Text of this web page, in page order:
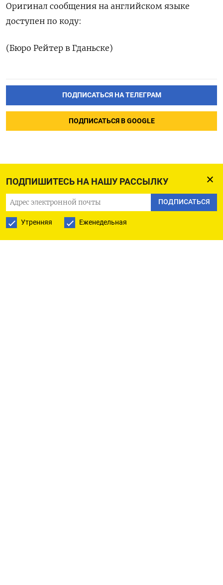
ПОДПИШИТЕСЬ НА НАШУ РАССЫЛКУ
ПОДПИСАТЬСЯ
Утренняя Еженедельная
Оригинал сообщения на английском языке
доступен по коду:
(Бюро Рейтер в Гданьске)
ПОДПИСАТЬСЯ НА ТЕЛЕГРАМ
ПОДПИСАТЬСЯ В GOOGLE